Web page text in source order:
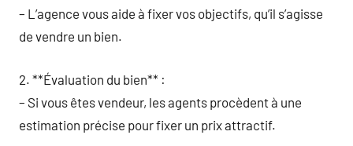
– L’agence vous aide à fixer vos objectifs, qu’il s’agisse
de vendre un bien.
2. **Évaluation du bien** :
– Si vous êtes vendeur, les agents procèdent à une
estimation précise pour fixer un prix attractif.